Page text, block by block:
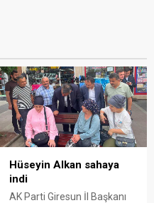
Hüseyin Alkan sahaya
indi
AK Parti Giresun İl Başkanı